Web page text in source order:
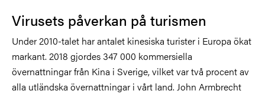
Virusets påverkan på turismen
Under 2010-talet har antalet kinesiska turister i Europa ökat
markant. 2018 gjordes 347 000 kommersiella
övernattningar från Kina i Sverige, vilket var två procent av
alla utländska övernattningar i vårt land. John Armbrecht